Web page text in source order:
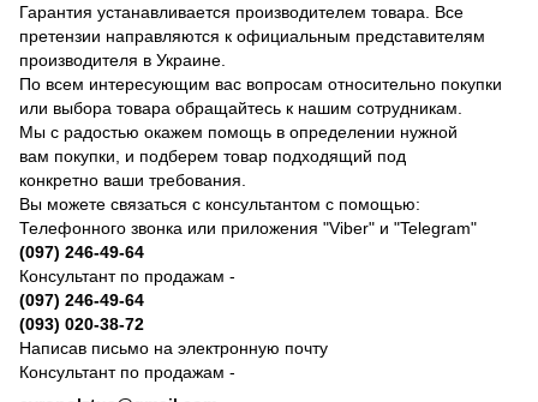
Гарантия устанавливается производителем товара. Все
претензии направляются к официальным представителям
производителя в Украине.
По всем интересующим вас вопросам относительно покупки
или выбора товара обращайтесь к нашим сотрудникам.
Мы с радостью окажем помощь в определении нужной
вам покупки, и подберем товар подходящий под
конкретно ваши требования.
Вы можете связаться с консультантом с помощью:
Телефонного звонка или приложения "Viber" и "Telegram"
(097) 246-49-64
Консультант по продажам -
(097) 246-49-64
(093) 020-38-72
Написав письмо на электронную почту
Консультант по продажам -